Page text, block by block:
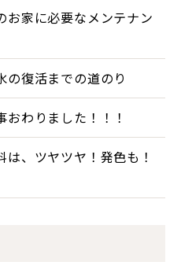
お家に必要なメンテナン
の復活までの道のり
おわりました！！！
は、ツヤツヤ！発色も！